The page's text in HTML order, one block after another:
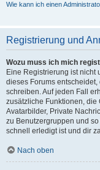
Wie kann ich einen
Registrierung und
Wozu muss ich mich
Eine Registrierung ist nicht
dieses Forums
schreiben. Auf jeden Fall
zusätzliche Funktionen, die
Avatarbilder, Private
zu Benutzergruppen und
schnell erledigt ist und dir
Nach oben